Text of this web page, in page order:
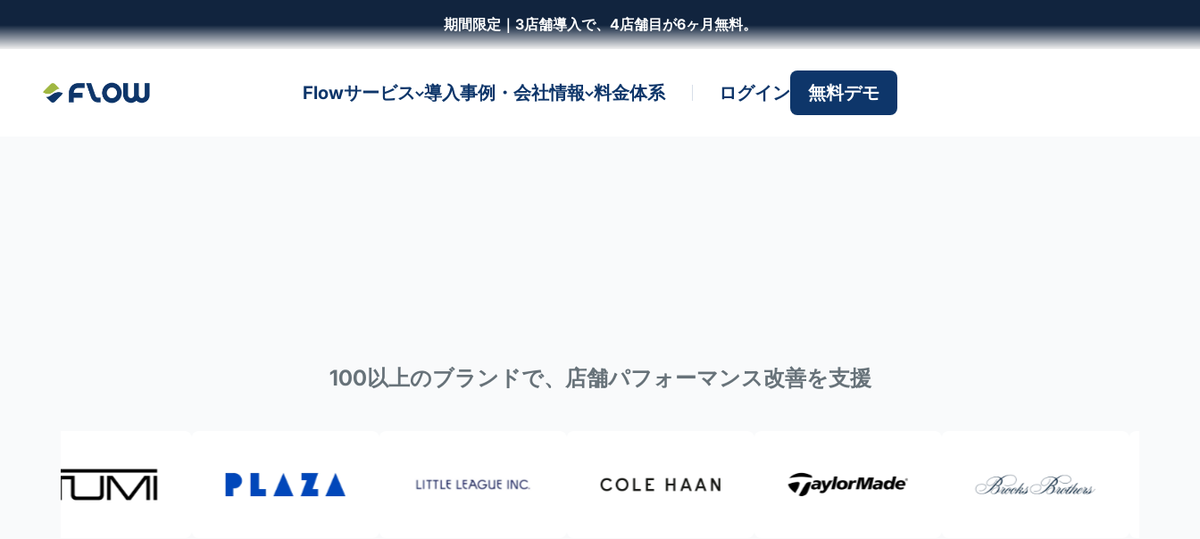
期間限定｜3店舗導入で、4店舗目が6ヶ月無料。
Flowサービス 導入事例・会社情報 料金体系 ログイン 無料デモ
株式会社Flow Solutions
店舗データを統合し、
来店・売上・購買率・スタッフなどを統合し、
100以上のブランドで、店舗パフォーマンス改善を支援